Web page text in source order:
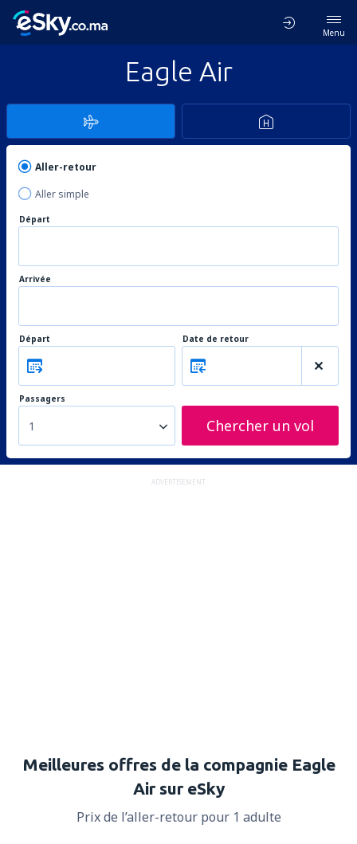
Menu
Eagle Air
Aller-retour
Aller simple
Départ
Arrivée
Départ Date de retour
Passagers
1 Chercher un vol
ADVERTISEMENT
Meilleures offres de la compagnie Eagle
Air sur eSky
Prix de l’aller-retour pour 1 adulte